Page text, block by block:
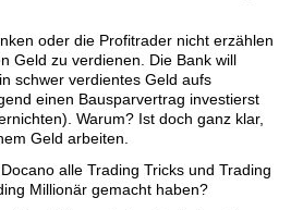
oder die Profitrader nicht erzählen
Geld zu verdienen. Die Bank will
schwer verdientes Geld aufs
einen Bausparvertrag investierst
Warum? Ist doch ganz klar,
Geld arbeiten.
alle Trading Tricks und Trading
Millionär gemacht haben?